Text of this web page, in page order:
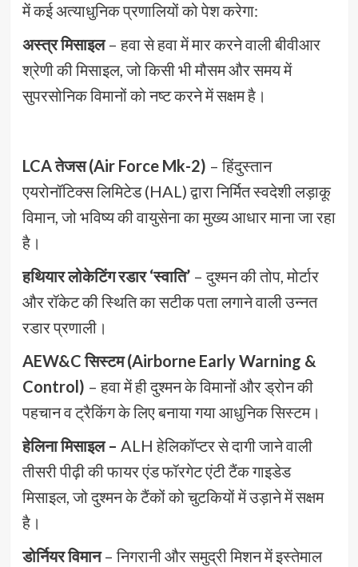
में कई अत्याधुनिक प्रणालियों को पेश करेगा:
अस्त्र मिसाइल– हवा से हवा में मार करने वाली बीवीआर
श्रेणी की मिसाइल, जो किसी भी मौसम और समय में
सुपरसोनिक विमानों को नष्ट करने में सक्षम है।
LCA तेजस (Air Force Mk-2) – हिंदुस्तान
एयरोनॉटिक्स लिमिटेड (HAL) द्वारा निर्मित स्वदेशी लड़ाकू
विमान, जो भविष्य की वायुसेना का मुख्य आधार माना जा रहा
है।
हथियार लोकेटिंग रडार ‘स्वाति’– दुश्मन की तोप, मोर्टार
और रॉकेट की स्थिति का सटीक पता लगाने वाली उन्नत
रडार प्रणाली।
AEW&C सिस्टम (Airborne Early Warning &
Control) – हवा में ही दुश्मन के विमानों और ड्रोन की
पहचान व ट्रैकिंग के लिए बनाया गया आधुनिक सिस्टम।
हेलिना मिसाइल – ALH हेलिकॉप्टर से दागी जाने वाली
तीसरी पीढ़ी की फायर एंड फॉरगेट एंटी टैंक गाइडेड
मिसाइल, जो दुश्मन के टैंकों को चुटकियों में उड़ाने में सक्षम
है।
डोर्नियर विमान– निगरानी और समुद्री मिशन में इस्तेमाल